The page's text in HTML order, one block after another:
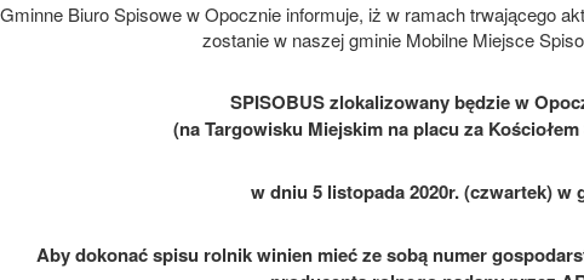
Gminne Biuro Spisowe w Opocznie informuje, iż w ramach trwającego
zostanie w naszej gminie Mobilne Miejsce
SPISOBUS zlokalizowany będzie w
(na Targowisku Miejskim na placu za
w dniu 5 listopada 2020r. (czwartek) w
Aby dokonać spisu rolnik winien mieć ze sobą numer